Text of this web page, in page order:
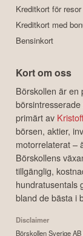
Kreditkort för resor
Kreditkort med
Bensinkort
Kort om oss
Börskollen är en
primärt av
börsen, aktier,
motorrelaterat –
Börskollens
tillgänglig,
hundratusentals
bland de bästa i
Disclaimer
Börskollen Sverige